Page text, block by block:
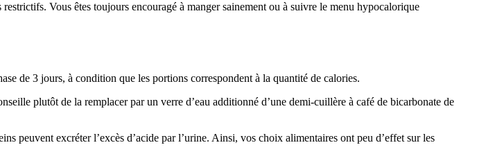
Vous êtes toujours encouragé à manger sainement ou à suivre le menu hypocalorique
de 3 jours, à condition que les portions correspondent à la quantité de calories.
plutôt de la remplacer par un verre d’eau additionné d’une demi-cuillère à café de bicarbonate de
peuvent excréter l’excès d’acide par l’urine. Ainsi, vos choix alimentaires ont peu d’effet sur les